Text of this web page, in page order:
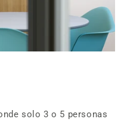
solo 3 o 5 personas